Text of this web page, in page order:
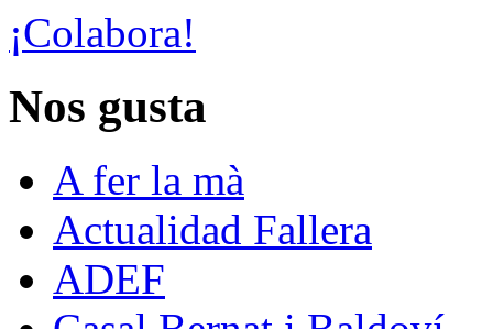
¡Colabora!
Nos gusta
A fer la mà
Actualidad Fallera
ADEF